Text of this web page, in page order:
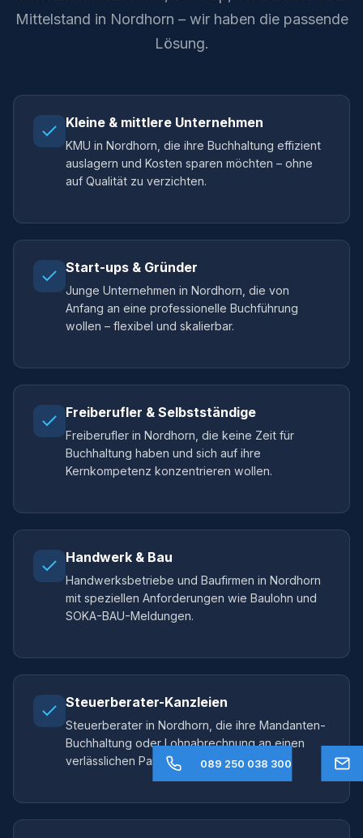
Mittelstand in Nordhorn – wir haben die passende
Lösung.
Kleine & mittlere Unternehmen
KMU in Nordhorn, die ihre Buchhaltung effizient
auslagern und Kosten sparen möchten – ohne
auf Qualität zu verzichten.
Start-ups & Gründer
Junge Unternehmen in Nordhorn, die von
Anfang an eine professionelle Buchführung
wollen – flexibel und skalierbar.
Freiberufler & Selbstständige
Freiberufler in Nordhorn, die keine Zeit für
Buchhaltung haben und sich auf ihre
Kernkompetenz konzentrieren wollen.
Handwerk & Bau
Handwerksbetriebe und Baufirmen in Nordhorn
mit speziellen Anforderungen wie Baulohn und
SOKA-BAU-Meldungen.
Steuerberater-Kanzleien
Steuerberater in Nordhorn, die ihre Mandanten-
Buchhaltung oder Lohnabrechnung an einen
verlässlichen Partner auslagern möchten.
089 250 038 300